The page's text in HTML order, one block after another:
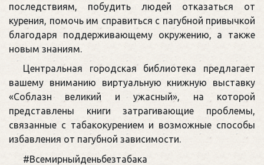
последствиям, побудить людей отказаться от
курения, помочь им справиться с пагубной привычкой
благодаря поддерживающему окружению, а также
новым знаниям.
Центральная городская библиотека предлагает
вашему вниманию виртуальную книжную выставку
«Соблазн великий и ужасный», на которой
представлены книги затрагивающие проблемы,
связанные с табакокурением и возможные способы
избавления от пагубной зависимости.
#Всемирныйденьбезтабака